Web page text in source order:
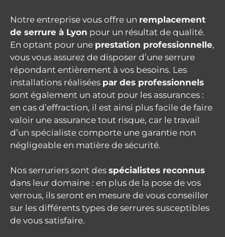
Notre entreprise vous offre un remplacement
de serrure à Lyon pour un résultat de qualité.
En optant pour une prestation professionnelle,
vous vous assurez de disposer d’une serrure
répondant entièrement à vos besoins. Les
installations réalisées par des professionnels
sont également un atout pour les assurances :
en cas d’effraction, il est ainsi plus facile de faire
valoir une assurance tout risque, car le travail
d’un spécialiste comporte une garantie non
négligeable en matière de sécurité.
Nos serruriers sont des spécialistes reconnus
dans leur domaine : en plus de la pose de vos
verrous, ils seront en mesure de vous conseiller
sur les différents types de serrures susceptibles
de vous satisfaire.